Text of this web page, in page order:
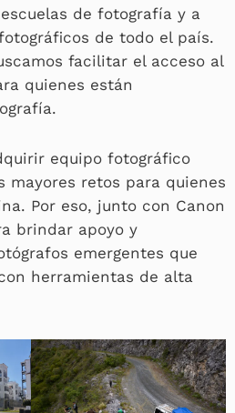
de fotografía y a
de todo el país.
facilitar el acceso al
quienes están
equipo fotográfico
mayores retos para quienes
Por eso, junto con Canon
brindar apoyo y
emergentes que
herramientas de alta